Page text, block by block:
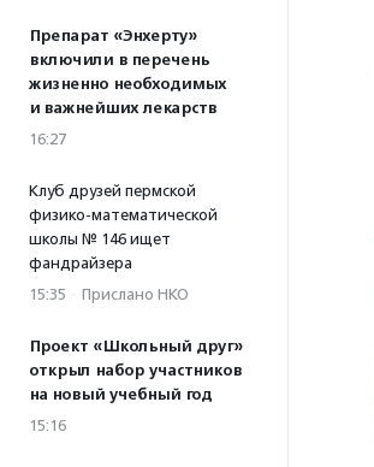
Препарат «Энхерту»
включили в перечень
жизненно необходимых
и важнейших лекарств
16:27
Клуб друзей пермской
физико-математической
школы № 146 ищет
фандрайзера
15:35 · Прислано НКО
Проект «Школьный друг»
открыл набор участников
на новый учебный год
15:16